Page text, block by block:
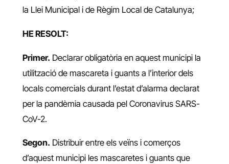
la Llei Municipal i de Règim Local de Catalunya;
HE RESOLT:
Primer. Declarar obligatòria en aquest municipi la
utilització de mascareta i guants a l’interior dels
locals comercials durant l’estat d’alarma declarat
per la pandèmia causada pel Coronavirus SARS-
CoV-2.
Segon. Distribuir entre els veïns i comerços
d’aquest municipi les mascaretes i guants que